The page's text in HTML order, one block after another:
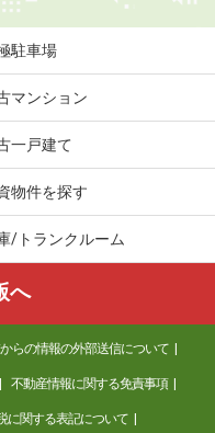
駐車場
マンション
一戸建て
物件を探す
/トランクルーム
へ
らの情報の外部送信について
不動産情報に関する免責事項
に関する表記について